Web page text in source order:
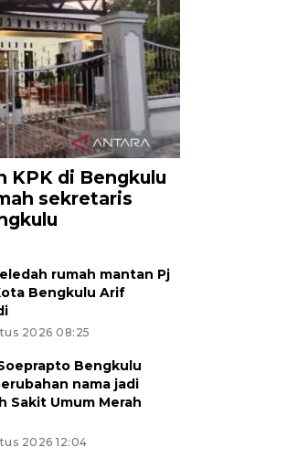
KPK di Bengkulu
sekretaris
rumah mantan Pj
Bengkulu Arif
2026 08:25
Bengkulu
nama jadi
Sakit Umum Merah
2026 12:04